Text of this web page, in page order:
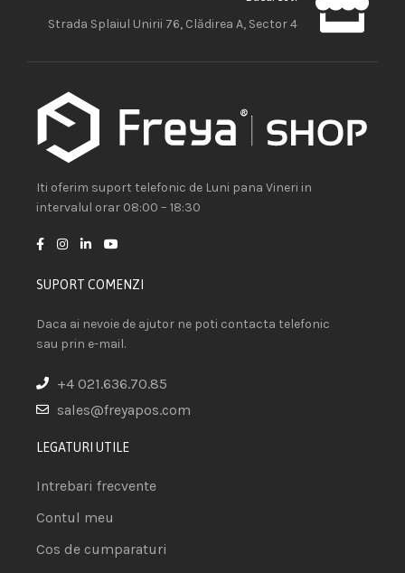
Strada Splaiul Unirii 76, Clădirea A, Sector 4
Iti oferim suport telefonic de Luni pana Vineri in
intervalul orar 08:00 – 18:30
SUPORT COMENZI
Daca ai nevoie de ajutor ne poti contacta telefonic
sau prin e-mail.
+4 021.636.70.85
sales@freyapos.com
LEGATURI UTILE
Intrebari frecvente
Contul meu
Cos de cumparaturi